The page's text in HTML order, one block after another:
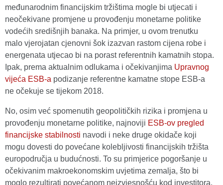
međunarodnim financijskim tržištima mogle bi utjecati i
neočekivane promjene u provođenju monetarne politike
vodećih središnjih banaka. Na primjer, u ovom trenutku
malo vjerojatan cjenovni šok izazvan rastom cijena robe i
energenata utjecao bi na porast referentnih kamatnih stopa.
Ipak, prema aktualnim odlukama i očekivanjima Upravnog
vijeća ESB-a podizanje referentne kamatne stope ESB-a
ne očekuje se tijekom 2018.
No, osim već spomenutih geopolitičkih rizika i promjena u
provođenju monetarne politike, najnoviji ESB-ov pregled
financijske stabilnosti navodi i neke druge okidače koji
mogu dovesti do povećane kolebljivosti financijskih tržišta
europodručja u budućnosti. To su primjerice pogoršanje u
očekivanim makroekonomskim uvjetima zemalja, što bi
moglo rezultirati povećanom neizvjesnošću kod investitora,